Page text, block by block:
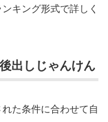
キング形式で詳しく
出しじゃんけん
た条件に合わせて自